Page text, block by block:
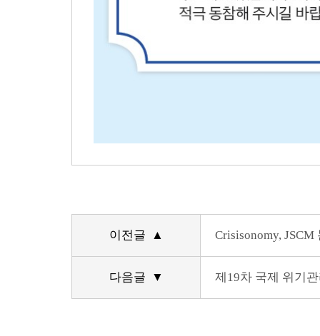
이전글 ▲ Crisisonomy,
다음글 ▼ 제19차 국제 위기